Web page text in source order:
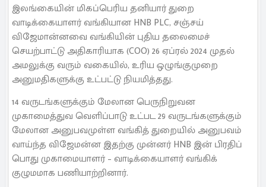
இலங்கையின் மிகப்பெரிய தனியார் துறை
வாடிக்கையாளர் வங்கியான HNB PLC, சஞ்சய்
விஜேமான்னவை வங்கியின் புதிய தலைமைச்
செயற்பாட்டு அதிகாரியாக (COO) 26 ஏப்ரல் 2024 முதல்
அமலுக்கு வரும் வகையில், உரிய ஒழுங்குமுறை
அனுமதிகளுக்கு உட்பட்டு நியமித்தது.
14 வருடங்களுக்கும் மேலான பெருநிறுவன
முகாமைத்துவ வெளிப்பாடு உட்பட 29 வருடங்களுக்கும்
மேலான அனுபவமுள்ள வங்கித் துறையில் அனுபவம்
வாய்ந்த விஜேமன்ன இதற்கு முன்னர் HNB இன் பிரதிப்
பொது முகாமையாளர் – வாடிக்கையாளர் வங்கிக்
குழுமமாக பணியாற்றினார்.